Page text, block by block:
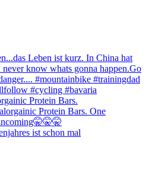
Protein Bars.
ist schon mal